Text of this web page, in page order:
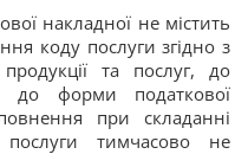
накладної не містить
коду послуги згідно з
та послуг, до
до форми податкової
при складанні
послуги тимчасово не